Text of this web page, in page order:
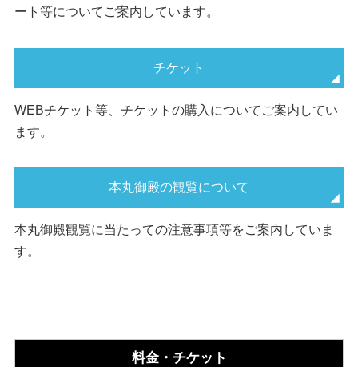
ート等についてご案内しています。
チケット
WEBチケット等、チケットの購入についてご案内してい
ます。
本丸御殿の観覧について
本丸御殿観覧に当たっての注意事項等をご案内していま
す。
料金・チケット